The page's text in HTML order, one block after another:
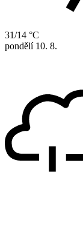
31/14 °C
pondělí 10. 8.